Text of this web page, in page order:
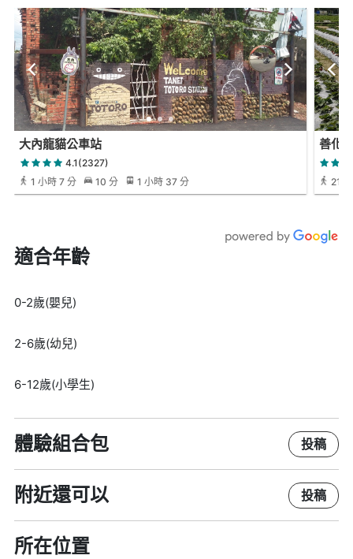
大內龍貓公車站
4.1(2327)
1 小時 7 分
10 分 1 小時 37 分
善化
21 分
適合年齡
0-2歲(嬰兒)
2-6歲(幼兒)
6-12歲(小學生)
體驗組合包 投稿
附近還可以 投稿
所在位置